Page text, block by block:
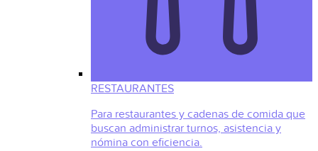
RESTAURANTES
Para restaurantes y cadenas de comida que
buscan administrar turnos, asistencia y
nómina con eficiencia.